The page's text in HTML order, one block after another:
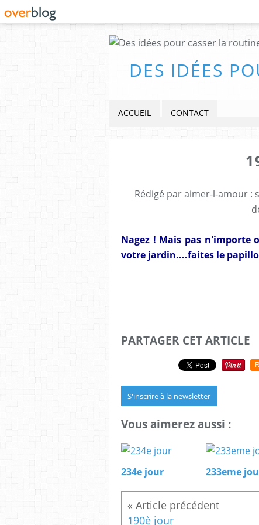
DES IDÉES
ACCUEIL CONTACT
Rédigé par aimer-l-amour :
Nagez ! Mais pas n'importe
votre jardin....faites le
PARTAGER CET ARTICLE
S'inscrire à la newsletter
Vous aimerez aussi :
234e jour 233eme
190è jour